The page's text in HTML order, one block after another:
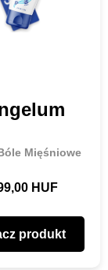
Mięśniowe
HUF
produkt